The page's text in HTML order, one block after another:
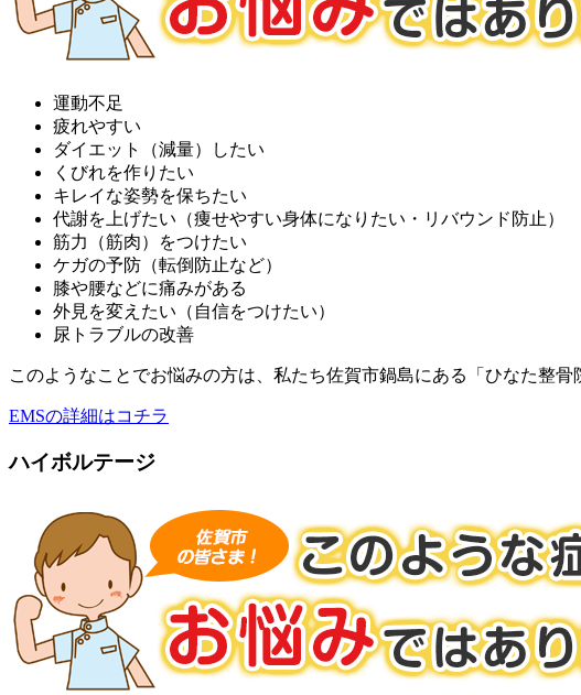
運動不足
疲れやすい
ダイエット（減量）したい
くびれを作りたい
キレイな姿勢を保ちたい
代謝を上げたい（痩せやすい身体になりたい・リバウンド防止）
筋力（筋肉）をつけたい
ケガの予防（転倒防止など）
膝や腰などに痛みがある
外見を変えたい（自信をつけたい）
尿トラブルの改善
このようなことでお悩みの方は、私たち佐賀市鍋島にある「ひなた整
EMSの詳細はコチラ
ハイボルテージ